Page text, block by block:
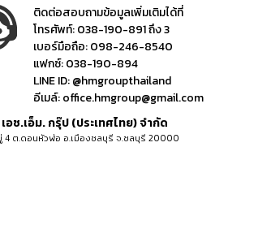
ติดต่อสอบถามข้อมูลเพิ่มเติมได้ที่
โทรศัพท์:038-190-891 ถึง 3
เบอร์มือถือ:098-246-8540
แฟกซ์:038-190-894
LINE ID:@hmgroupthailand
อีเมล์:office.hmgroup@gmail.com
อช.เอ็ม. กรุ๊ป (ประเทศไทย) จำกัด
4 ต.ดอนหัวฬ่อ อ.เมืองชลบุรี จ.ชลบุรี 20000